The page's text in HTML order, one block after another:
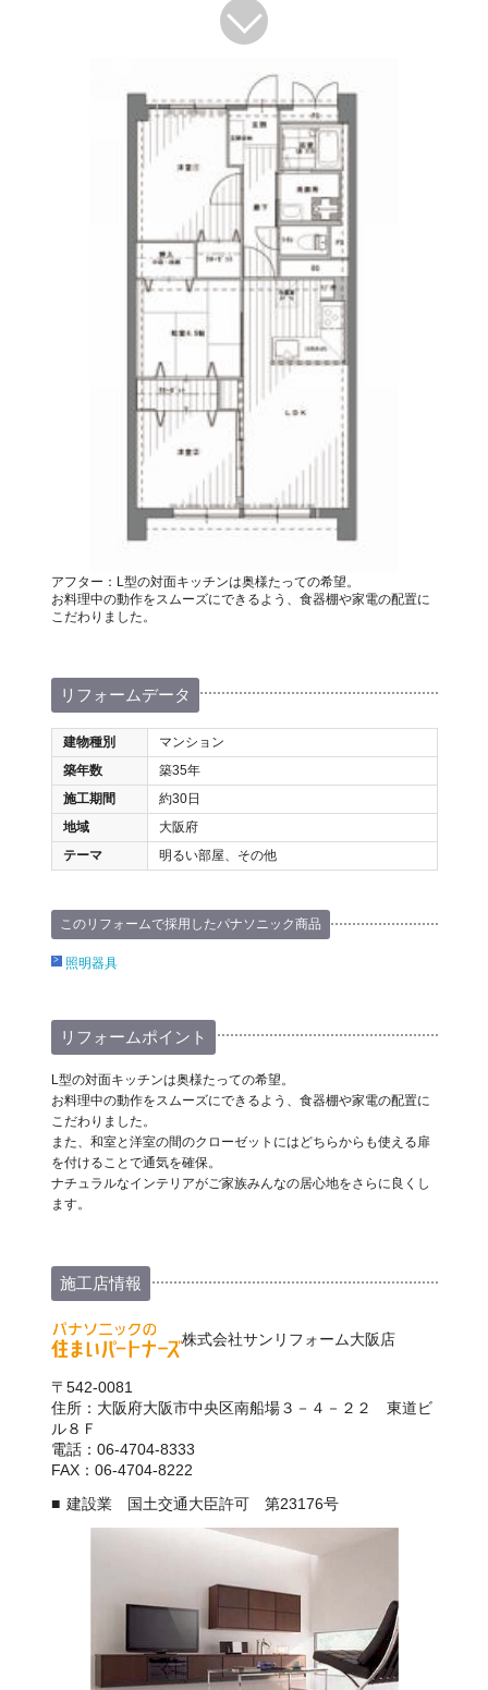
アフター：L型の対面キッチンは奥様たっての希望。
お料理中の動作をスムーズにできるよう、食器棚や家電の配置に
こだわりました。
リフォームデータ
建物種別
マンション
築年数
築35年
施工期間
約30日
地域
大阪府
テーマ
明るい部屋、その他
このリフォームで採用したパナソニック商品
照明器具
リフォームポイント
L型の対面キッチンは奥様たっての希望。
お料理中の動作をスムーズにできるよう、食器棚や家電の配置に
こだわりました。
また、和室と洋室の間のクローゼットにはどちらからも使える扉
を付けることで通気を確保。
ナチュラルなインテリアがご家族みんなの居心地をさらに良くし
ます。
施工店情報
株式会社サンリフォーム大阪店
〒542-0081
住所：大阪府大阪市中央区南船場３－４－２２ 東道ビ
ル８Ｆ
電話：06-4704-8333
FAX：06-4704-8222
建設業 国土交通大臣許可 第23176号